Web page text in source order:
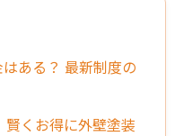
ある？ 最新制度の
賢くお得に外壁塗装